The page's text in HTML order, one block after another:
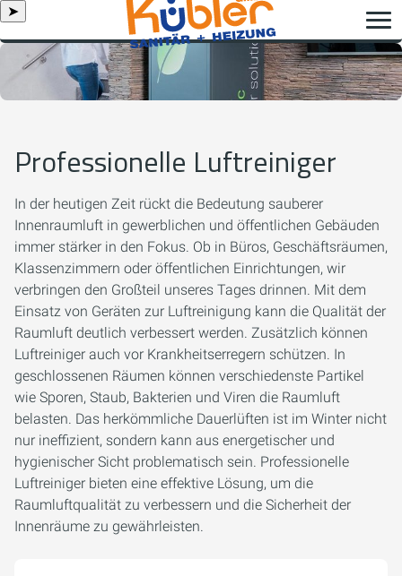
➤
Professionelle Luftreiniger
In der heutigen Zeit rückt die Bedeutung sauberer
Innenraumluft in gewerblichen und öffentlichen Gebäuden
immer stärker in den Fokus. Ob in Büros, Geschäftsräumen,
Klassenzimmern oder öffentlichen Einrichtungen, wir
verbringen den Großteil unseres Tages drinnen. Mit dem
Einsatz von Geräten zur Luftreinigung kann die Qualität der
Raumluft deutlich verbessert werden. Zusätzlich können
Luftreiniger auch vor Krankheitserregern schützen. In
geschlossenen Räumen können verschiedenste Partikel
wie Sporen, Staub, Bakterien und Viren die Raumluft
belasten. Das herkömmliche Dauerlüften ist im Winter nicht
nur ineffizient, sondern kann aus energetischer und
hygienischer Sicht problematisch sein. Professionelle
Luftreiniger bieten eine effektive Lösung, um die
Raumluftqualität zu verbessern und die Sicherheit der
Innenräume zu gewährleisten.